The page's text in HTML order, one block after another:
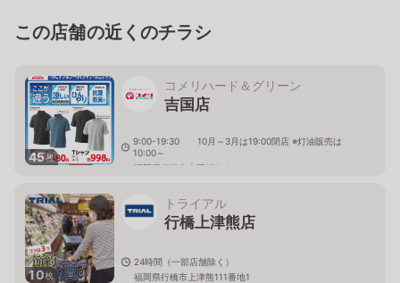
この店舗の近くのチラシ
45枚
コメリハード＆グリーン
吉国店
9:00-19:30 10月～3月は19:00閉店 ※灯油販売は
10:00～
福岡県行橋市吉国170-1
10枚
トライアル
行橋上津熊店
24時間（一部店舗除く）
福岡県行橋市上津熊111番地1